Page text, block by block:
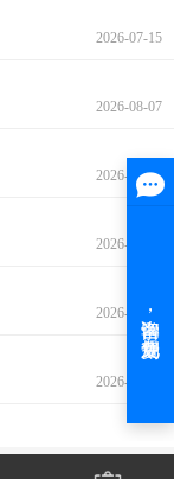
2026-07-15
2026-08-07
2026-08-07
2026-08-07
2026-08-07
2026-08-07